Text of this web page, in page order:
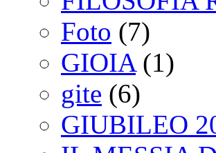
Foto (7)
GIOIA(1)
gite (6)
GIUBILEO